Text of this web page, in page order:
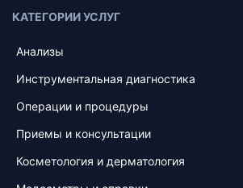
КАТЕГОРИИ УСЛУГ
Анализы
Инструментальная диагностика
Операции и процедуры
Приемы и консультации
Косметология и дерматология